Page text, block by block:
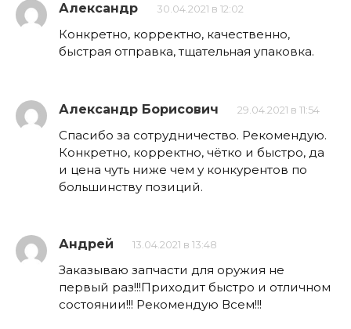
Александр 30.04.2021 в 12:02
Конкретно, корректно, качественно,
быстрая отправка, тщательная упаковка.
Александр Борисович 29.04.2021 в 11:54
Спасибо за сотрудничество. Рекомендую.
Конкретно, корректно, чётко и быстро, да
и цена чуть ниже чем у конкурентов по
большинству позиций.
Андрей 13.04.2021 в 13:48
Заказываю запчасти для оружия не
первый раз!!!Приходит быстро и отличном
состоянии!!! Рекомендую Всем!!!